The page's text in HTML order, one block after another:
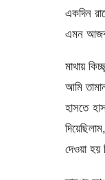
একদিন
এমন আজব
মাথায়
আমি
হাসতে
দেওয়া